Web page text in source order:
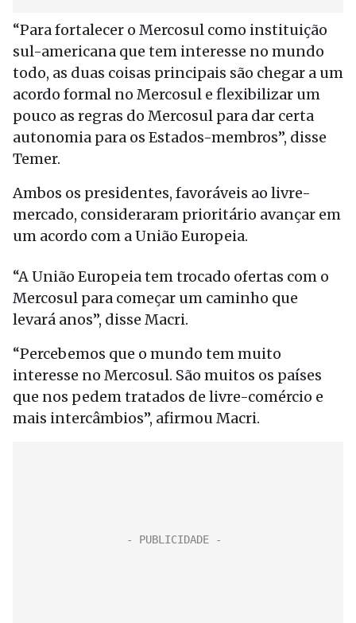
“Para fortalecer o Mercosul como instituição
sul-americana que tem interesse no mundo
todo, as duas coisas principais são chegar a um
acordo formal no Mercosul e flexibilizar um
pouco as regras do Mercosul para dar certa
autonomia para os Estados-membros”, disse
Temer.
Ambos os presidentes, favoráveis ao livre-
mercado, consideraram prioritário avançar em
um acordo com a União Europeia.
“A União Europeia tem trocado ofertas com o
Mercosul para começar um caminho que
levará anos”, disse Macri.
“Percebemos que o mundo tem muito
interesse no Mercosul. São muitos os países
que nos pedem tratados de livre-comércio e
mais intercâmbios”, afirmou Macri.